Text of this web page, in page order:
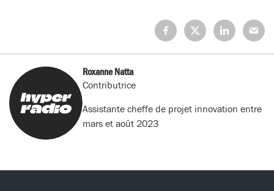
Partagez
sur
Facebook
Partagez
sur
X
Partagez
sur
LinkedIn
sur
Mail
Roxanne Natta
Contributrice
Assistante cheffe de projet innovation entre
mars et août 2023